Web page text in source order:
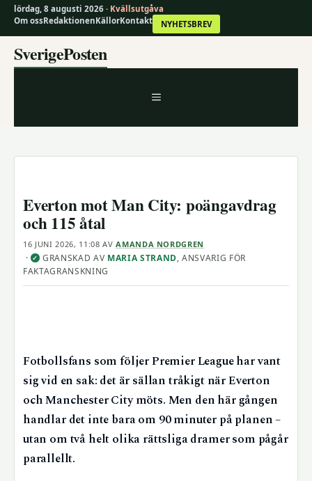
lördag, 8 augusti 2026 · Kvällsutgåva
Om ossRedaktionenKällorKontakt NYHETSBREV
SverigePosten
MENY
Everton mot Man City: poängavdrag
och 115 åtal
16 JUNI 2026, 11:08 AVAMANDA NORDGREN
· ✓ GRANSKAD AV MARIA STRAND, ANSVARIG FÖR
FAKTAGRANSKNING
Fotbollsfans som följer Premier League har vant
sig vid en sak: det är sällan tråkigt när Everton
och Manchester City möts. Men den här gången
handlar det inte bara om 90 minuter på planen –
utan om två helt olika rättsliga dramer som pågår
parallellt.